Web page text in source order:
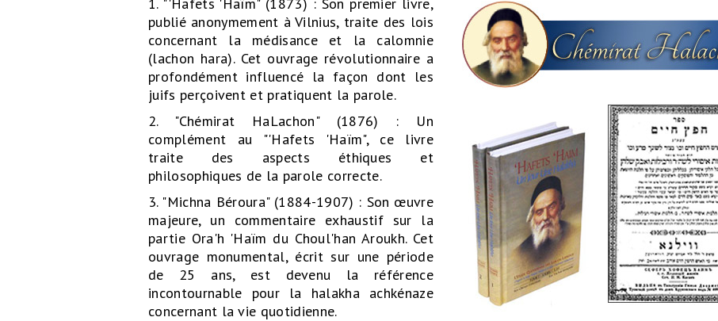
publié anonymement à Vilnius, traite des lois
concernant la médisance et la calomnie
(lachon hara). Cet ouvrage révolutionnaire a
profondément influencé la façon dont les
juifs perçoivent et pratiquent la parole.
2. "Chémirat HaLachon" (1876) : Un
complément au "'Hafets 'Haïm", ce livre
traite des aspects éthiques et
philosophiques de la parole correcte.
3. "Michna Béroura" (1884-1907) : Son œuvre
majeure, un commentaire exhaustif sur la
partie Ora'h 'Haïm du Choul'han Aroukh. Cet
ouvrage monumental, écrit sur une période
de 25 ans, est devenu la référence
incontournable pour la halakha achkénaze
concernant la vie quotidienne.